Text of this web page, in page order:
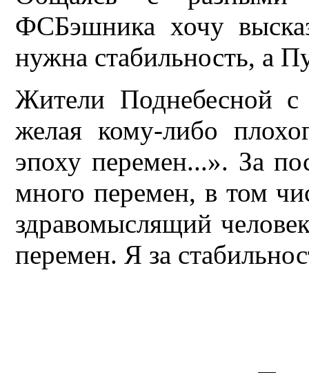
ФСБэшника хочу
нужна стабильность, а
Жители Поднебесной с
желая кому-либо
эпоху перемен...». За
много перемен, в том
здравомыслящий
перемен. Я за